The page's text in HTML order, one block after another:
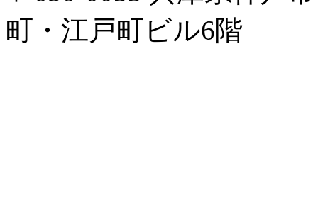
町・江戸町ビル6階